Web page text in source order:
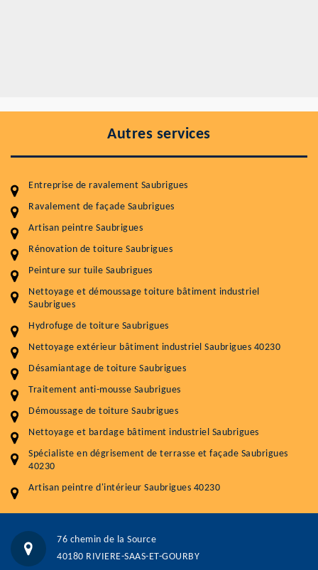
Autres services
Entreprise de ravalement Saubrigues
Ravalement de façade Saubrigues
Artisan peintre Saubrigues
Rénovation de toiture Saubrigues
Peinture sur tuile Saubrigues
Nettoyage et démoussage toiture bâtiment industriel
Saubrigues
Hydrofuge de toiture Saubrigues
Nettoyage extérieur bâtiment industriel Saubrigues 40230
Désamiantage de toiture Saubrigues
Traitement anti-mousse Saubrigues
Démoussage de toiture Saubrigues
Nettoyage et bardage bâtiment industriel Saubrigues
Spécialiste en dégrisement de terrasse et façade Saubrigues
40230
Artisan peintre d'intérieur Saubrigues 40230
76 chemin de la Source
40180 RIVIERE-SAAS-ET-GOURBY
Entretenir votre toiture, c'est préserver sa
durabilité
Plus de 15 ans d'expérience en couverture et facade
Service
Nettoyageb toiture
Démoussage toiture
Traitement hydrofuge toiture
Artisant local recommander
76 chemin de la Source 40180 RIVIERE-SAAS-ET-GOURBY